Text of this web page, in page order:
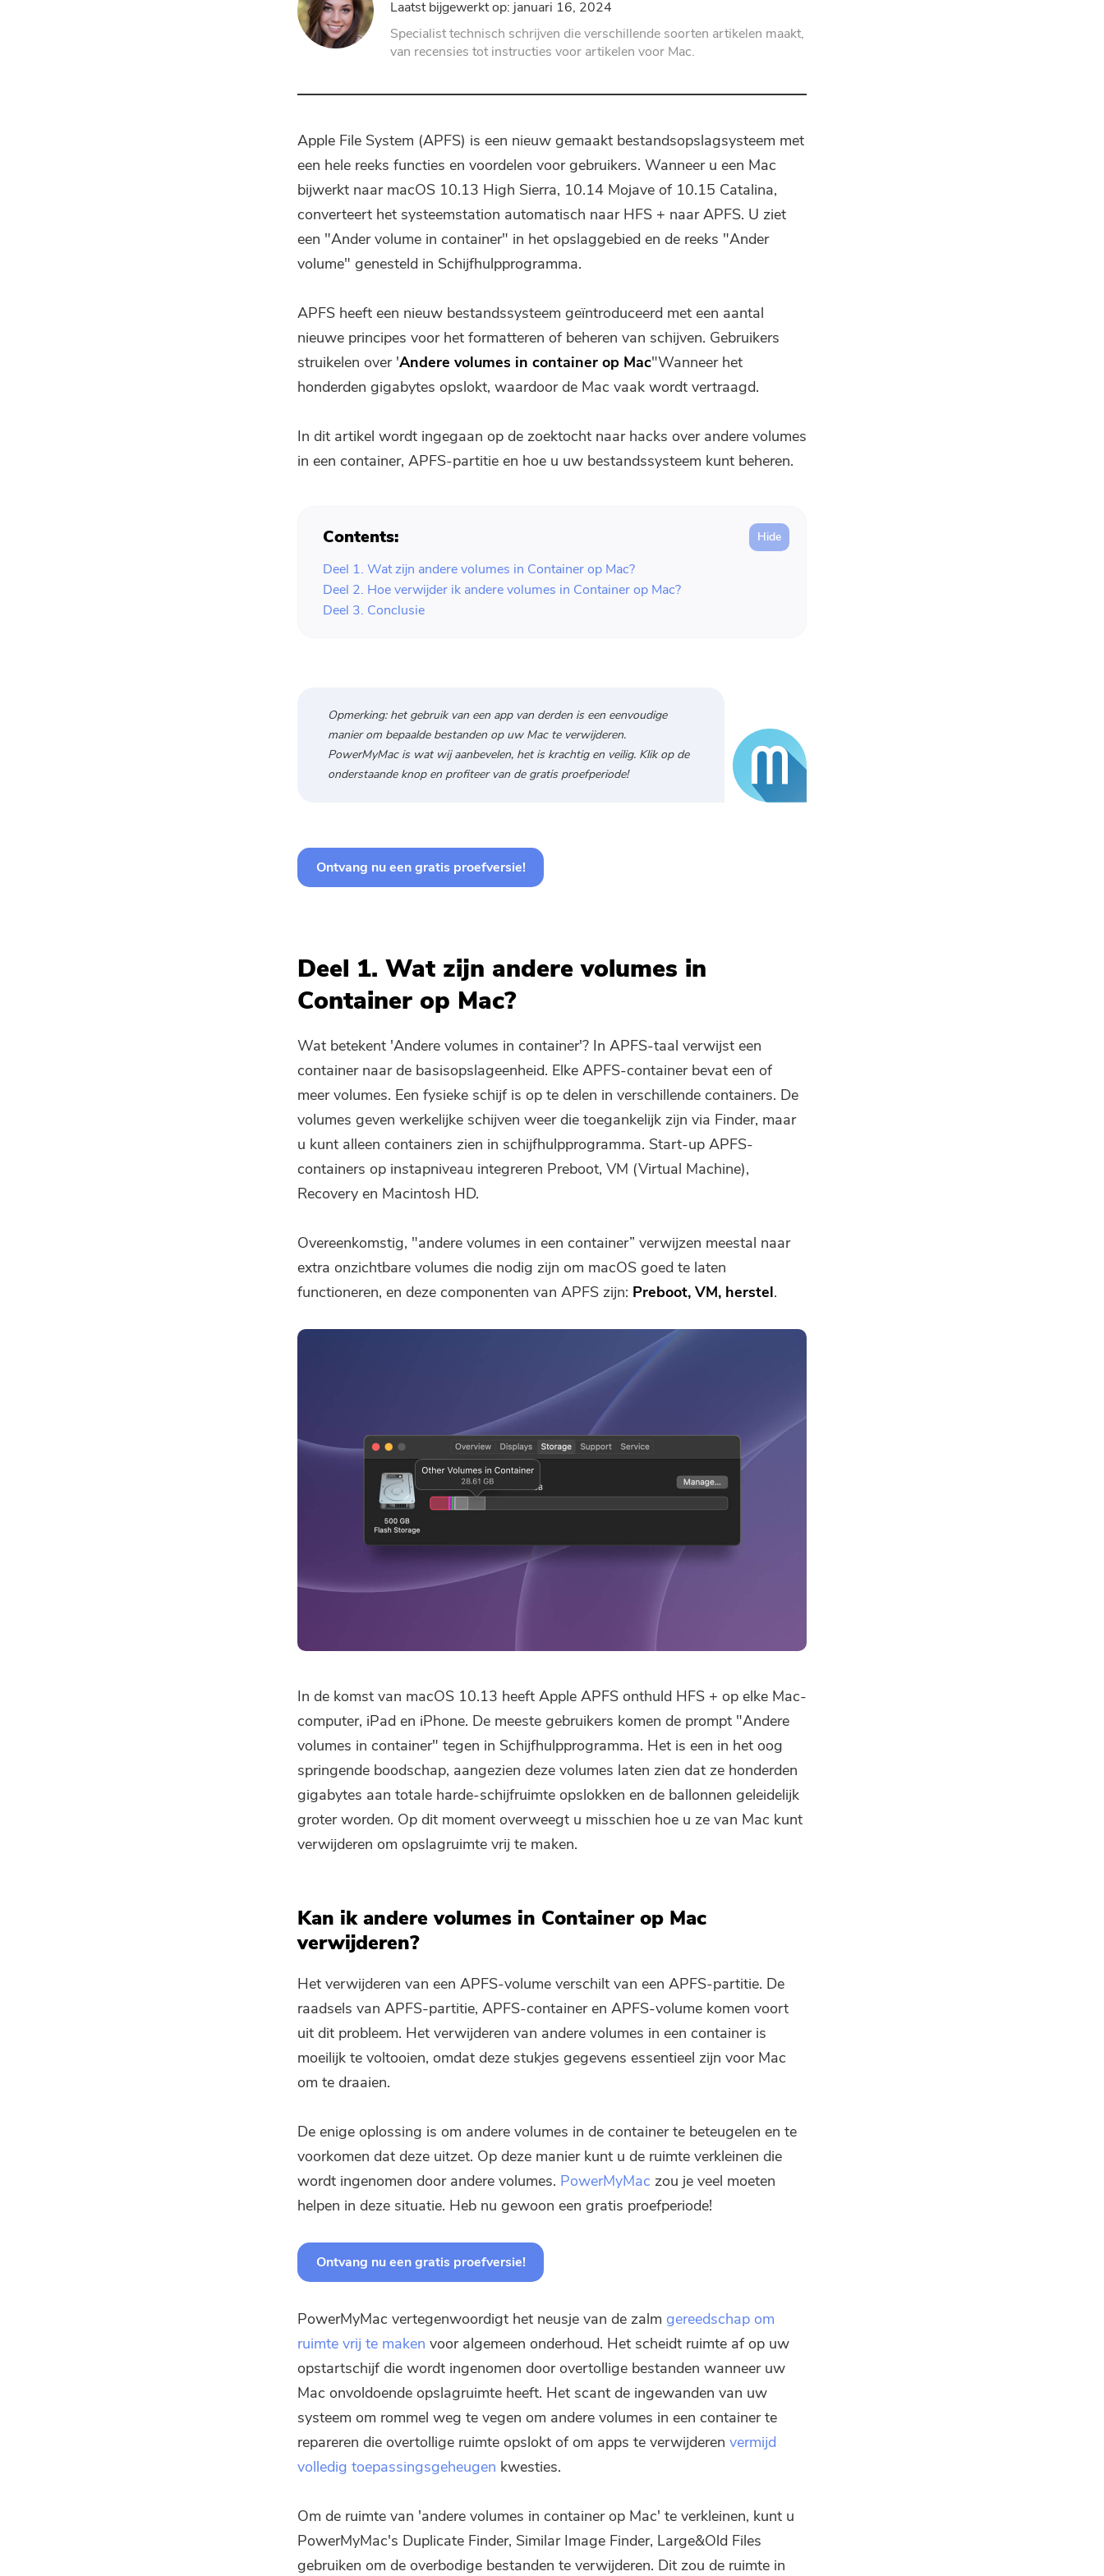
PDF-compressor
Laatst bijgewerkt op: januari 16, 2024
Specialist technisch schrijven die verschillende soorten artikelen maakt,
van recensies tot instructies voor artikelen voor Mac.
Apple File System (APFS) is een nieuw gemaakt bestandsopslagsysteem met
een hele reeks functies en voordelen voor gebruikers. Wanneer u een Mac
bijwerkt naar macOS 10.13 High Sierra, 10.14 Mojave of 10.15 Catalina,
converteert het systeemstation automatisch naar HFS + naar APFS. U ziet
een "Ander volume in container" in het opslaggebied en de reeks "Ander
volume" genesteld in Schijfhulpprogramma.
APFS heeft een nieuw bestandssysteem geïntroduceerd met een aantal
nieuwe principes voor het formatteren of beheren van schijven. Gebruikers
struikelen over 'Andere volumes in container op Mac"Wanneer het
honderden gigabytes opslokt, waardoor de Mac vaak wordt vertraagd.
In dit artikel wordt ingegaan op de zoektocht naar hacks over andere volumes
in een container, APFS-partitie en hoe u uw bestandssysteem kunt beheren.
Contents:
Deel 1. Wat zijn andere volumes in Container op Mac?
Deel 2. Hoe verwijder ik andere volumes in Container op Mac?
Deel 3. Conclusie
Opmerking: het gebruik van een app van derden is een eenvoudige
manier om bepaalde bestanden op uw Mac te verwijderen.
PowerMyMac is wat wij aanbevelen, het is krachtig en veilig. Klik op de
onderstaande knop en profiteer van de gratis proefperiode!
Ontvang nu een gratis proefversie!
Deel 1. Wat zijn andere volumes in
Container op Mac?
Wat betekent 'Andere volumes in container'? In APFS-taal verwijst een
container naar de basisopslageenheid. Elke APFS-container bevat een of
meer volumes. Een fysieke schijf is op te delen in verschillende containers. De
volumes geven werkelijke schijven weer die toegankelijk zijn via Finder, maar
u kunt alleen containers zien in schijfhulpprogramma. Start-up APFS-
containers op instapniveau integreren Preboot, VM (Virtual Machine),
Recovery en Macintosh HD.
Overeenkomstig, "andere volumes in een container” verwijzen meestal naar
extra onzichtbare volumes die nodig zijn om macOS goed te laten
functioneren, en deze componenten van APFS zijn: Preboot, VM, herstel.
In de komst van macOS 10.13 heeft Apple APFS onthuld HFS + op elke Mac-
computer, iPad en iPhone. De meeste gebruikers komen de prompt "Andere
volumes in container" tegen in Schijfhulpprogramma. Het is een in het oog
springende boodschap, aangezien deze volumes laten zien dat ze honderden
gigabytes aan totale harde-schijfruimte opslokken en de ballonnen geleidelijk
groter worden. Op dit moment overweegt u misschien hoe u ze van Mac kunt
verwijderen om opslagruimte vrij te maken.
Kan ik andere volumes in Container op Mac
verwijderen?
Het verwijderen van een APFS-volume verschilt van een APFS-partitie. De
raadsels van APFS-partitie, APFS-container en APFS-volume komen voort
uit dit probleem. Het verwijderen van andere volumes in een container is
moeilijk te voltooien, omdat deze stukjes gegevens essentieel zijn voor Mac
om te draaien.
De enige oplossing is om andere volumes in de container te beteugelen en te
voorkomen dat deze uitzet. Op deze manier kunt u de ruimte verkleinen die
wordt ingenomen door andere volumes. PowerMyMac zou je veel moeten
helpen in deze situatie. Heb nu gewoon een gratis proefperiode!
Ontvang nu een gratis proefversie!
PowerMyMac vertegenwoordigt het neusje van de zalm gereedschap om
ruimte vrij te maken voor algemeen onderhoud. Het scheidt ruimte af op uw
opstartschijf die wordt ingenomen door overtollige bestanden wanneer uw
Mac onvoldoende opslagruimte heeft. Het scant de ingewanden van uw
systeem om rommel weg te vegen om andere volumes in een container te
repareren die overtollige ruimte opslokt of om apps te verwijderen vermijd
volledig toepassingsgeheugen kwesties.
Om de ruimte van 'andere volumes in container op Mac' te verkleinen, kunt u
PowerMyMac's Duplicate Finder, Similar Image Finder, Large&Old Files
gebruiken om de overbodige bestanden te verwijderen. Dit zou de ruimte in
Je bent bijna klaar.
Abonneer u op onze beste deals
en nieuws over iMyMac-apps.
Vul een geldig e-mailadres.
Bedankt voor je abonnement!